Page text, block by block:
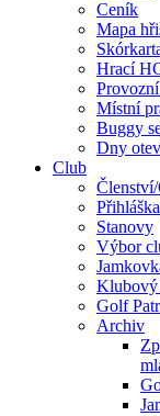
Ceník
Mapa
Hrací
Místní
Buggy
Dny
Club
Stanovy
Výbor
Klubový
Golf
Archiv